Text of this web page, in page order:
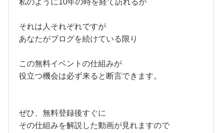
私のように10年の時を経て訪れるか
それは人それぞれですが
あなたがブログを続けている限り
この無料イベントの仕組みが
役立つ機会は必ず来ると断言できます。
ぜひ、無料登録後すぐに
その仕組みを解説した動画が見れますので